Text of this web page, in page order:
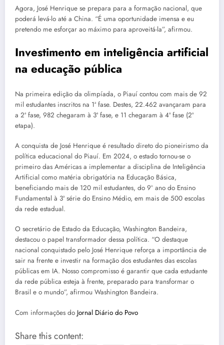
Agora, José Henrique se prepara para a formação nacional, que
poderá levá-lo até a China. “É uma oportunidade imensa e eu
pretendo me esforçar ao máximo para aproveitá-la”, afirmou.
Investimento em inteligência artificial
na educação pública
Na primeira edição da olimpíada, o Piauí contou com mais de 92
mil estudantes inscritos na 1ª fase. Destes, 22.462 avançaram para
a 2ª fase, 982 chegaram à 3ª fase, e 11 chegaram à 4ª fase (2ª
etapa).
A conquista de José Henrique é resultado direto do pioneirismo da
política educacional do Piauí. Em 2024, o estado tornou-se o
primeiro das Américas a implementar a disciplina de Inteligência
Artificial como matéria obrigatória na Educação Básica,
beneficiando mais de 120 mil estudantes, do 9º ano do Ensino
Fundamental à 3ª série do Ensino Médio, em mais de 500 escolas
da rede estadual.
O secretário de Estado da Educação, Washington Bandeira,
destacou o papel transformador dessa política. “O destaque
nacional conquistado pelo José Henrique reforça a importância de
sair na frente e investir na formação dos estudantes das escolas
públicas em IA. Nosso compromisso é garantir que cada estudante
da rede pública esteja à frente, preparado para transformar o
Brasil e o mundo”, afirmou Washington Bandeira.
Com informações do Jornal Diário do Povo
Share this content: